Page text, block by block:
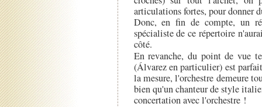
articulations fortes, pour donner
Donc, en fin de compte, un
spécialiste de ce répertoire
côté.
En revanche, du point de vue
(Álvarez en particulier) est
la mesure, l'orchestre demeure
bien qu'un chanteur de style
concertation avec l'orchestre !